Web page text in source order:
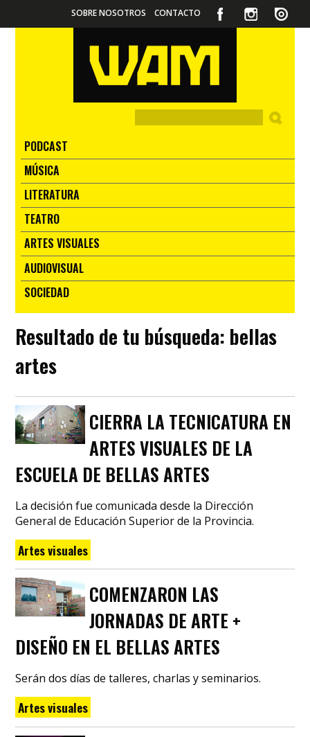
SOBRE NOSOTROS CONTACTO
PODCAST
MÚSICA
LITERATURA
TEATRO
ARTES VISUALES
AUDIOVISUAL
SOCIEDAD
Resultado de tu búsqueda: bellas
artes
CIERRA LA TECNICATURA EN
ARTES VISUALES DE LA
ESCUELA DE BELLAS ARTES
La decisión fue comunicada desde la Dirección
General de Educación Superior de la Provincia.
Artes visuales
COMENZARON LAS
JORNADAS DE ARTE +
DISEÑO EN EL BELLAS ARTES
Serán dos días de talleres, charlas y seminarios.
Artes visuales